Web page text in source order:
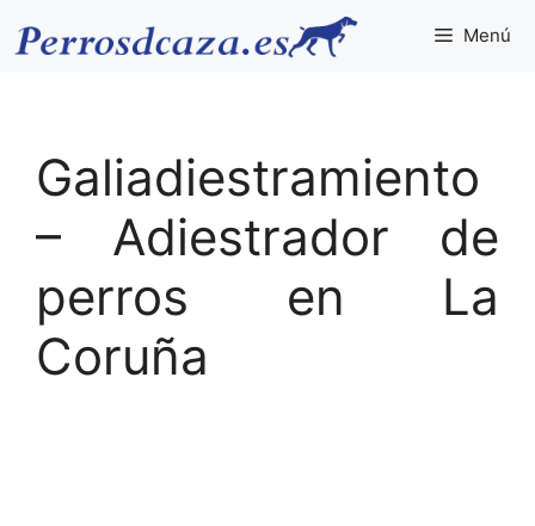
Menú
Galiadiestramiento
– Adiestrador de
perros en La
Coruña